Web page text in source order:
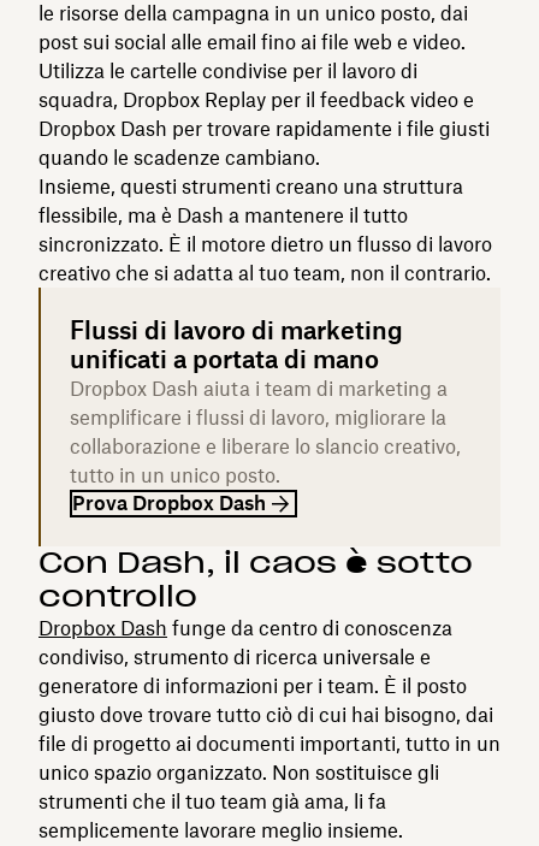
le risorse della campagna in un unico posto, dai
post sui social alle email fino ai file web e video.
Utilizza le cartelle condivise per il lavoro di
squadra, Dropbox Replay per il feedback video e
Dropbox Dash per trovare rapidamente i file giusti
quando le scadenze cambiano.
Insieme, questi strumenti creano una struttura
flessibile, ma è Dash a mantenere il tutto
sincronizzato. È il motore dietro un flusso di lavoro
creativo che si adatta al tuo team, non il contrario.
Flussi di lavoro di marketing
unificati a portata di mano
Dropbox Dash aiuta i team di marketing a
semplificare i flussi di lavoro, migliorare la
collaborazione e liberare lo slancio creativo,
tutto in un unico posto.
Prova Dropbox Dash
Con Dash, il caos è sotto
controllo
Dropbox Dash funge da centro di conoscenza
condiviso, strumento di ricerca universale e
generatore di informazioni per i team. È il posto
giusto dove trovare tutto ciò di cui hai bisogno, dai
file di progetto ai documenti importanti, tutto in un
unico spazio organizzato. Non sostituisce gli
strumenti che il tuo team già ama, li fa
semplicemente lavorare meglio insieme.